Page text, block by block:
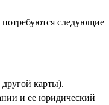
следующие
карты).
и ее юридический